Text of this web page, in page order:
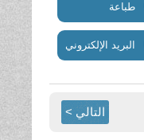
طباعة
البريد الإلكتروني
التالي >